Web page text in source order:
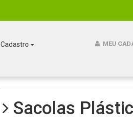
Cadastro MEU
Sacolas